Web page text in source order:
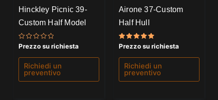
Hinckley Picnic 39-
Custom Half Model
Valutato
0
su
Prezzo su richiesta
Richiedi un
preventivo
Airone 37-Custom
Half Hull
Valutato
5.00
su 5
Prezzo su richiesta
Richiedi un
preventivo